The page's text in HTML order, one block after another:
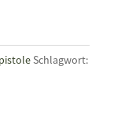
Schlagwort: